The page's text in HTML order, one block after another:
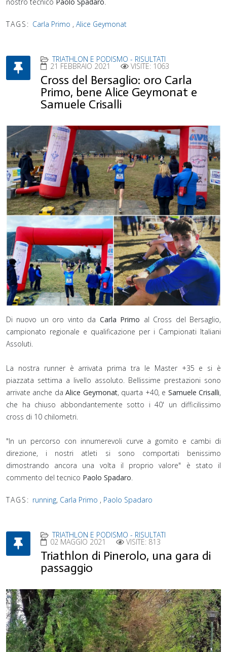
TAGS: Carla Primo , Alice Geymonat
TRIATHLON E PODISMO - RISULTATI
21 FEBBRAIO 2021 VISITE: 1063
Cross del Bersaglio: oro Carla
Primo, bene Alice Geymonat e
Samuele Crisalli
Di nuovo un oro vinto da Carla Primo al Cross del Bersaglio,
campionato regionale e qualificazione per i Campionati Italiani
Assoluti.
La nostra runner è arrivata prima tra le Master +35 e si è
piazzata settima a livello assoluto. Bellissime prestazioni sono
arrivate anche daAlice Geymonat, quarta +40, e Samuele Crisalli,
che ha chiuso abbondantemente sotto i 40' un difficilissimo
cross di 10 chilometri.⁣
"In un percorso con innumerevoli curve a gomito e cambi di
direzione, i nostri atleti si sono comportati benissimo
dimostrando ancora una volta il proprio valore" è stato il
commento del tecnico Paolo Spadaro.
TAGS: running, Carla Primo , Paolo Spadaro
TRIATHLON E PODISMO - RISULTATI
02 MAGGIO 2021 VISITE: 813
Triathlon di Pinerolo, una gara di
passaggio